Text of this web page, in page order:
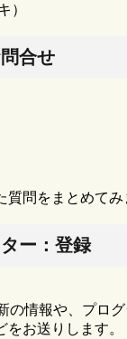
）
合せ
質問をまとめてみ
ー：登録
の情報や、プロ
お送りします。